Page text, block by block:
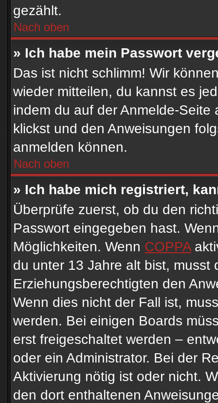
gezählt.
Nach oben
» Ich habe mein Passwort
Das ist nicht schlimm! Wir
wieder mitteilen, du kannst es
indem du auf der Anmelde-Seite
klickst und den Anweisungen
anmelden können.
Nach oben
» Ich habe mich registriert,
Überprüfe zuerst, ob du den
Passwort eingegeben hast.
Möglichkeiten. Wenn COPPA
du unter 13 Jahre alt bist, musst
Erziehungsberechtigten den
Wenn dies nicht der Fall ist,
werden. Bei einigen Boards
erst freigeschaltet werden –
oder ein Administrator. Bei der
Aktivierung nötig ist oder nicht.
den dort enthaltenen